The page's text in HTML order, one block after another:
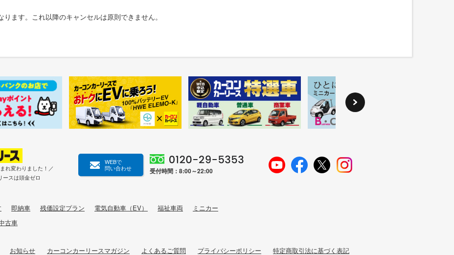
ます。これ以降のキャンセルは原則できません。
れ変わりました！／
ースは頭金ゼロ
WEBで
問い合わせ
受付時間：8:00～22:00
即納車 残価設定プラン 電気自動車（EV） 福祉車両 ミニカー
古車
お知らせ カーコンカーリースマガジン よくあるご質問 プライバシーポリシー 特定商取引法に基づく表記